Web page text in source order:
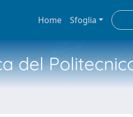
Home Sfoglia
del